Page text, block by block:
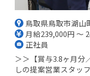
鳥取県鳥取市湖山
月給239,000円 ～
正社員
＞＞【賞与3.8ヶ月分
しの提案営業スタッ